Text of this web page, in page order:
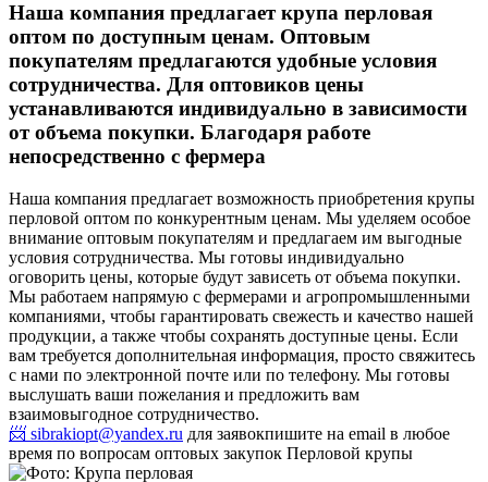
Наша компания предлагает крупа перловая
оптом по доступным ценам. Оптовым
покупателям предлагаются удобные условия
сотрудничества. Для оптовиков цены
устанавливаются индивидуально в зависимости
от объема покупки. Благодаря работе
непосредственно с фермера
Наша компания предлагает возможность приобретения крупы
перловой оптом по конкурентным ценам. Мы уделяем особое
внимание оптовым покупателям и предлагаем им выгодные
условия сотрудничества. Мы готовы индивидуально
оговорить цены, которые будут зависеть от объема покупки.
Мы работаем напрямую с фермерами и агропромышленными
компаниями, чтобы гарантировать свежесть и качество нашей
продукции, а также чтобы сохранять доступные цены. Если
вам требуется дополнительная информация, просто свяжитесь
с нами по электронной почте или по телефону. Мы готовы
выслушать ваши пожелания и предложить вам
взаимовыгодное сотрудничество.
📨 sibrakiopt@yandex.ru для заявокпишите на email в любое
время по вопросам оптовых закупок Перловой крупы